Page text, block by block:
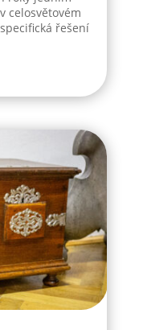
celosvětovém
řešení